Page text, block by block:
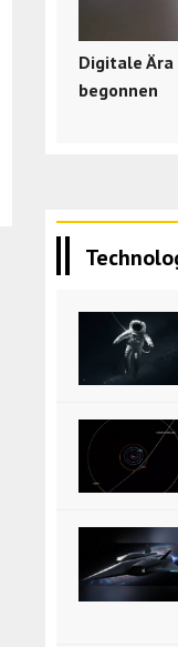
Digitale
begonnen